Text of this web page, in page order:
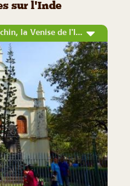
sur l'Inde
D'îles en presqu'îles à Cochin, la Venise de l'Inde